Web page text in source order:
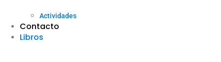
Actividades
Contacto
Libros